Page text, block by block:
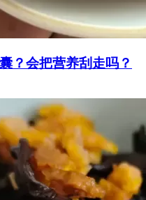
？会把营养刮走吗？